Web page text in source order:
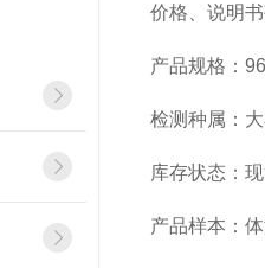
价格、说明
产品规格：
检测种属：
库存状态：
产品样本：